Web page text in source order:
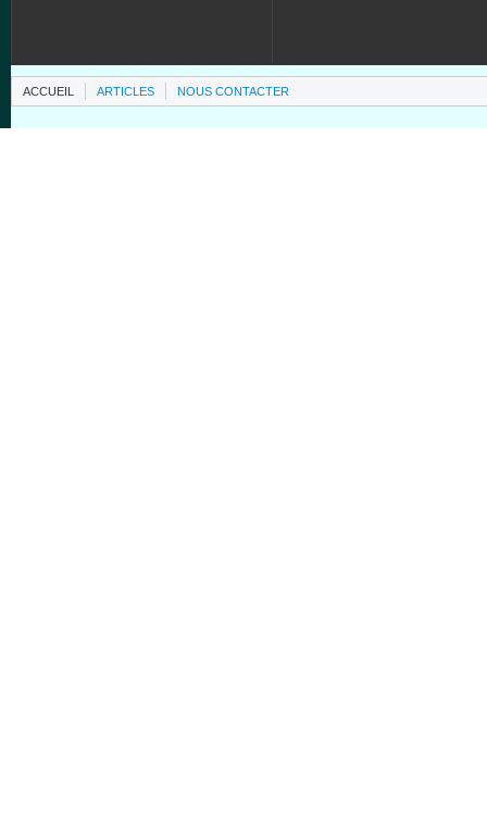
ACCUEIL ARTICLES NOUS CONTACTER